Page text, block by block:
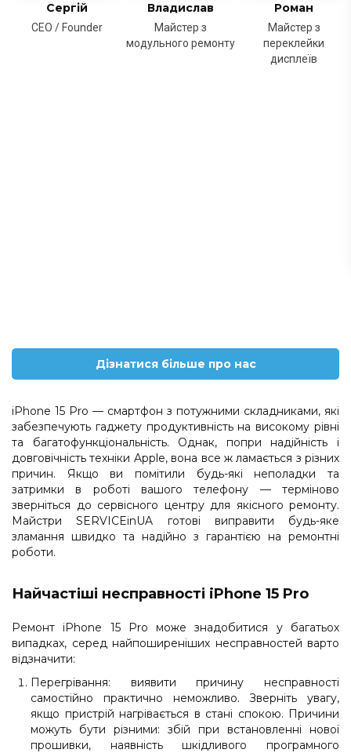
Сергій
CEO / Founder
Владислав
Майстер з
модульного ремонту
Роман
Майстер з
переклейки
дисплеїв
Дізнатися більше про нас
iPhone 15 Pro — смартфон з потужними складниками, які
забезпечують гаджету продуктивність на високому рівні
та багатофункціональність. Однак, попри надійність і
довговічність техніки Apple, вона все ж ламається з різних
причин. Якщо ви помітили будь-які неполадки та
затримки в роботі вашого телефону — терміново
зверніться до сервісного центру для якісного ремонту.
Майстри SERVICEinUA готові виправити будь-яке
зламання швидко та надійно з гарантією на ремонтні
роботи.
Найчастіші несправності iPhone 15 Pro
Ремонт iPhone 15 Pro може знадобитися у багатьох
випадках, серед найпоширеніших несправностей варто
відзначити:
Перегрівання: виявити причину несправності
самостійно практично неможливо. Зверніть увагу,
якщо пристрій нагрівається в стані спокою. Причини
можуть бути різними: збій при встановленні нової
прошивки, наявність шкідливого програмного